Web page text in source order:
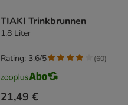
TIAKI Trinkbrunnen
1,8 Liter
21,49 €
Rating: 3.6/5 (60)